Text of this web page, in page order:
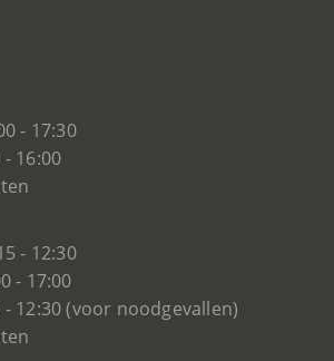
- 17:30
16:00
- 12:30
12:30 (voor noodgevallen)